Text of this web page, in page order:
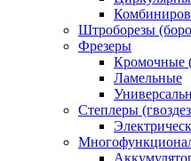
Штроборезы
Фрезеры
Кромочные
Ламельные
Степлеры